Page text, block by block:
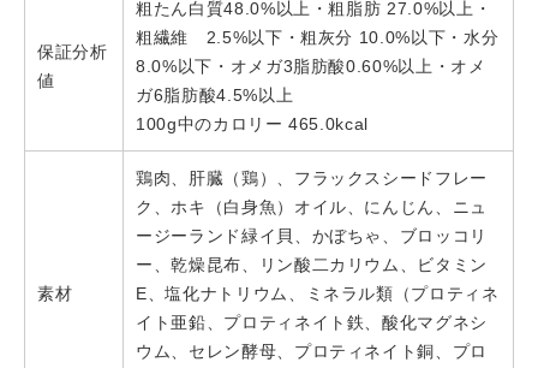
保証分析
値
粗たん白質48.0%以上・粗脂肪 27.0%以上・
粗繊維 2.5%以下・粗灰分 10.0%以下・水分
8.0%以下・オメガ3脂肪酸0.60%以上・オメ
ガ6脂肪酸4.5%以上
100g中のカロリー 465.0kcal
素材
鶏肉、肝臓（鶏）、フラックスシードフレー
ク、ホキ（白身魚）オイル、にんじん、ニュ
ージーランド緑イ貝、かぼちゃ、ブロッコリ
ー、乾燥昆布、リン酸二カリウム、ビタミン
E、塩化ナトリウム、ミネラル類（プロティネ
イト亜鉛、プロティネイト鉄、酸化マグネシ
ウム、セレン酵母、プロティネイト銅、プロ